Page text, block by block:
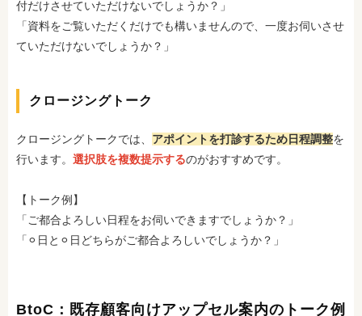
付だけさせていただけないでしょうか？」
「資料をご覧いただくだけでも構いませんので、一度お伺いさせ
ていただけないでしょうか？」
クロージングトーク
クロージングトークでは、 アポイントを打診するため日程調整を
行います。 選択肢を複数提示するのがおすすめです。
【トーク例】
「ご都合よろしい日程をお伺いできますでしょうか？」
「⚪︎日と⚪︎日どちらがご都合よろしいでしょうか？」
BtoC：既存顧客向けアップセル案内のトーク例